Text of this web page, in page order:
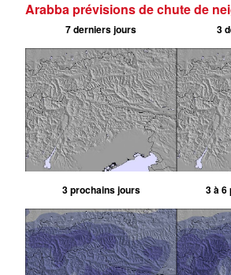
Arabba prévisions de chute de
7 derniers jours 3
3 prochains jours 3 à 6